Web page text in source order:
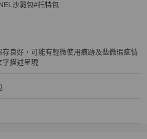
沙灘包#托特包
存良好，可能有輕微使用痕跡及些微瑕疵情
字描述呈現